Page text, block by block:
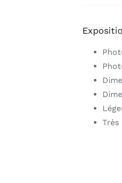
Très